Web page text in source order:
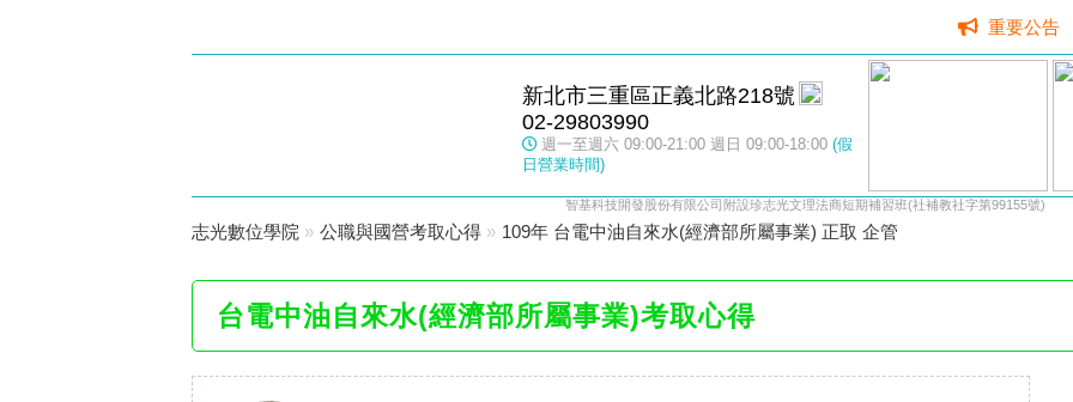
重要公告
新北市三重區正義北路218號
02-29803990
週一至週六 09:00-21:00 週日 09:00-18:00 (假
日營業時間)
智基科技開發股份有限公司附設珍志光文理法商短期補習班(社補教社字第99155號)
志光數位學院 » 公職與國營考取心得 » 109年 台電中油自來水(經濟部所屬事業) 正取 企管
台電中油自來水(經濟部所屬事業)考取心得